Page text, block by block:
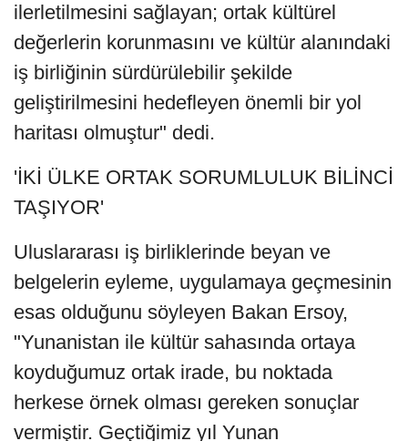
ilerletilmesini sağlayan; ortak kültürel
değerlerin korunmasını ve kültür alanındaki
iş birliğinin sürdürülebilir şekilde
geliştirilmesini hedefleyen önemli bir yol
haritası olmuştur" dedi.
'İKİ ÜLKE ORTAK SORUMLULUK BİLİNCİ
TAŞIYOR'
Uluslararası iş birliklerinde beyan ve
belgelerin eyleme, uygulamaya geçmesinin
esas olduğunu söyleyen Bakan Ersoy,
"Yunanistan ile kültür sahasında ortaya
koyduğumuz ortak irade, bu noktada
herkese örnek olması gereken sonuçlar
vermiştir. Geçtiğimiz yıl Yunan